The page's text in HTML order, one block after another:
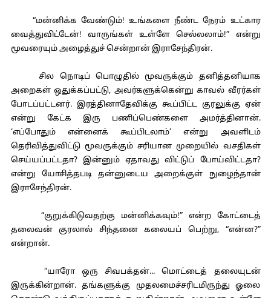
“மன்னிக்க வேண்டும்! உங்களை நீண்ட நேரம் உட்கார
வைத்துவிட்டேன்! வாருங்கள் உள்ளே செல்லலாம்!” என்று
மூவரையும் அழைத்துச் சென்றான் இராசேந்திரன்.
சில நொடிப் பொழுதில் மூவருக்கும் தனித்தனியாக
அறைகள் ஒதுக்கப்பட்டு, அவர்களுக்கென்று காவல் வீரர்கள்
போடப்பட்டனர். இரத்தினாதேவிக்கு கூப்பிட்ட குரலுக்கு ஏன்
என்று கேட்க இரு பணிப்பெண்களை அமர்த்தினான்.
‘எப்போதும் என்னைக் கூப்பிடலாம்’ என்று அவளிடம்
தெரிவித்துவிட்டு மூவருக்கும் சரியான முறையில் வசதிகள்
செய்யப்பட்டதா? இன்னும் ஏதாவது விட்டுப் போய்விட்டதா?
என்று யோசித்தபடி தன்னுடைய அறைக்குள் நுழைந்தான்
இராசேந்திரன்.
“குறுக்கிடுவதற்கு மன்னிக்கவும்!” என்ற கோட்டைத்
தலைவன் குரலால் சிந்தனை கலையப் பெற்று, “என்ன?”
என்றான்.
“யாரோ ஒரு சிவபக்தன்... மொட்டைத் தலையுடன்
இருக்கின்றான். தங்களுக்கு முதலமைச்சரிடமிருந்து ஓலை